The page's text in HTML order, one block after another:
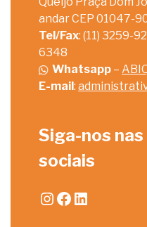
andar CEP 01047-
Tel/Fax: (11) 3259-
6348
Whatsapp –
E-mail:
Siga-nos
sociais
Instagram
Facebook
LinkedIn